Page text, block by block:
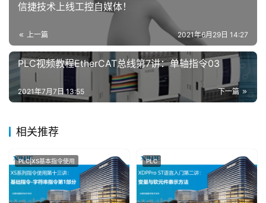
专
问
答
社
区
常
问
题
登录 注册
信捷技术上线工控自媒体！
上一篇 2021年6月29日 14:27
PLC视频教程EtherCAT总线第7讲：单轴指令03
下一篇
2021年7月7日 13:55
相关推荐
PLC|XS基本指令使用 PLC